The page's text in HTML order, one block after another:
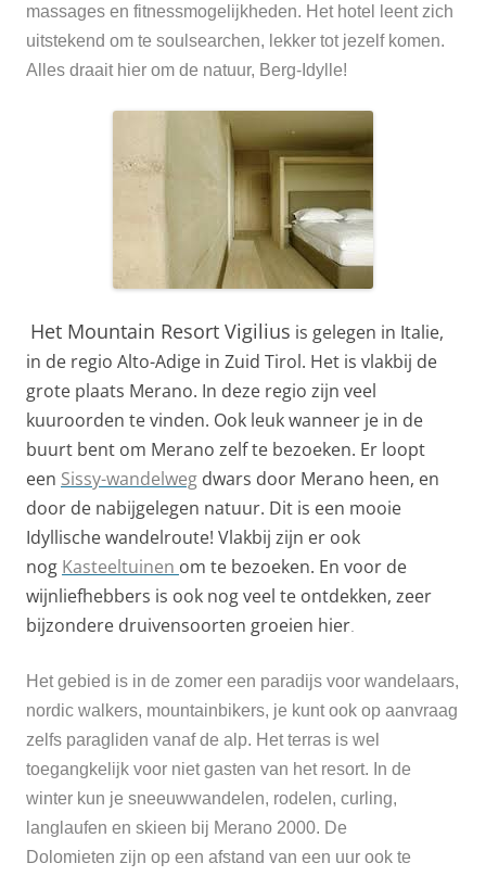
massages en fitnessmogelijkheden. Het hotel leent zich
uitstekend om te soulsearchen, lekker tot jezelf komen.
Alles draait hier om de natuur, Berg-Idylle!
Het Mountain Resort Vigilius is gelegen in Italie,
in de regio Alto-Adige in Zuid Tirol. Het is vlakbij de
grote plaats Merano. In deze regio zijn veel
kuuroorden te vinden. Ook leuk wanneer je in de
buurt bent om Merano zelf te bezoeken. Er loopt
een Sissy-wandelweg dwars door Merano heen, en
door de nabijgelegen natuur. Dit is een mooie
Idyllische wandelroute! Vlakbij zijn er ook
nog Kasteeltuinen om te bezoeken. En voor de
wijnliefhebbers is ook nog veel te ontdekken, zeer
bijzondere druivensoorten groeien hier
Het gebied is in de zomer een paradijs voor wandelaars,
nordic walkers, mountainbikers, je kunt ook op aanvraag
zelfs paragliden vanaf de alp. Het terras is wel
toegangkelijk voor niet gasten van het resort. In de
winter kun je sneeuwwandelen, rodelen, curling,
langlaufen en skieen bij Merano 2000. De
Dolomieten zijn op een afstand van een uur ook te